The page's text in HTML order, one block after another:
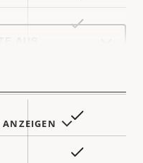
Ja
Eigentumswert